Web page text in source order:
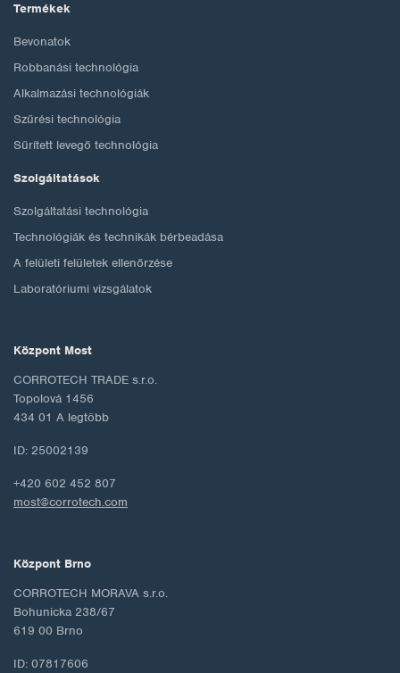
Termékek
Bevonatok
Robbanási technológia
Alkalmazási technológiák
Szűrési technológia
Sűrített levegő technológia
Szolgáltatások
Szolgáltatási technológia
Technológiák és technikák bérbeadása
A felületi felületek ellenőrzése
Laboratóriumi vizsgálatok
Központ Most
CORROTECH TRADE s.r.o.
Topolová 1456
434 01 A legtöbb
ID: 25002139
+420 602 452 807
most@corrotech.com
Központ Brno
CORROTECH MORAVA s.r.o.
Bohunicka 238/67
619 00 Brno
ID: 07817606